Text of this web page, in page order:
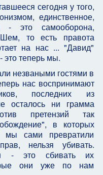
сегодня у того,
единственное,
- это самооборона,
то есть правота
на нас ... "Давид"
это теперь мы.
незваными гостями в
нас воспринимают
последних из
осталось ни грамма
претензий так
в которых
мы сами превратили
нельзя убивать.
- это сбивать их
они уже по нам